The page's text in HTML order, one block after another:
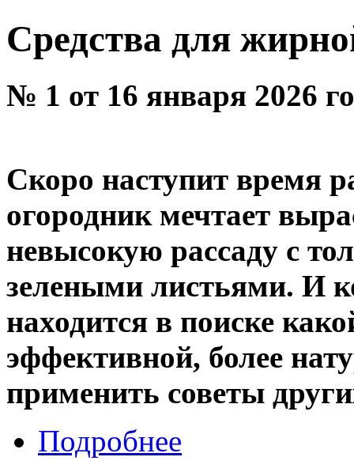
Средства для
№ 1 от 16 января 2026
Скоро наступит время
огородник мечтает
невысокую рассаду с
зелеными листьями. И
находится в поиске
эффективной, более
применить советы
Подробнее